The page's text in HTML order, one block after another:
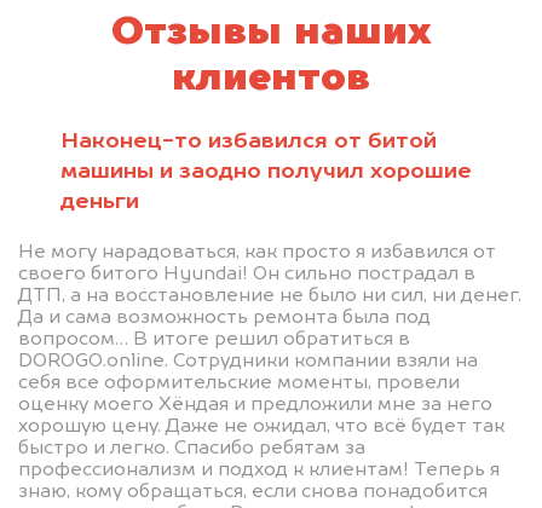
Отзывы наших
клиентов
Наконец-то избавился от битой
машины и заодно получил хорошие
деньги
Не могу нарадоваться, как просто я избавился от
своего битого Hyundai! Он сильно пострадал в
ДТП, а на восстановление не было ни сил, ни денег.
Да и сама возможность ремонта была под
вопросом… В итоге решил обратиться в
DOROGO.online. Сотрудники компании взяли на
себя все оформительские моменты, провели
оценку моего Хёндая и предложили мне за него
хорошую цену. Даже не ожидал, что всё будет так
быстро и легко. Спасибо ребятам за
профессионализм и подход к клиентам! Теперь я
знаю, кому обращаться, если снова понадобится